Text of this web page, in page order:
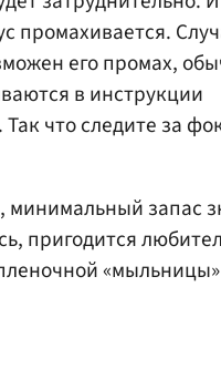
промахивается.
его промах,
в инструкции
что следите за
минимальный запас
пригодится
«мыльницы»